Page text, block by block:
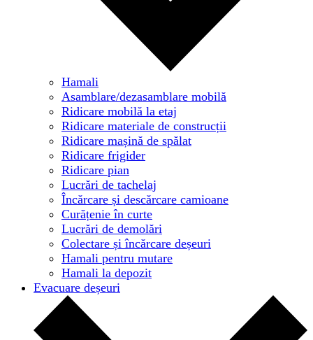
Hamali
Asamblare/dezasamblare mobilă
Ridicare mobilă la etaj
Ridicare materiale de construcții
Ridicare mașină de spălat
Ridicare frigider
Ridicare pian
Lucrări de tachelaj
Încărcare și descărcare camioane
Curățenie în curte
Lucrări de demolări
Colectare și încărcare deșeuri
Hamali pentru mutare
Hamali la depozit
Evacuare deșeuri